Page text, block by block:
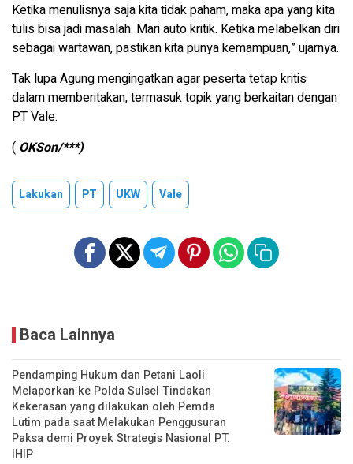
Ketika menulisnya saja kita tidak paham, maka apa yang kita
tulis bisa jadi masalah. Mari auto kritik. Ketika melabelkan diri
sebagai wartawan, pastikan kita punya kemampuan,” ujarnya.
Tak lupa Agung mengingatkan agar peserta tetap kritis
dalam memberitakan, termasuk topik yang berkaitan dengan
PT Vale.
( OKSon/***)
Lakukan PT UKW Vale
Baca Lainnya
Pendamping Hukum dan Petani Laoli
Melaporkan ke Polda Sulsel Tindakan
Kekerasan yang dilakukan oleh Pemda
Lutim pada saat Melakukan Penggusuran
Paksa demi Proyek Strategis Nasional PT.
IHIP